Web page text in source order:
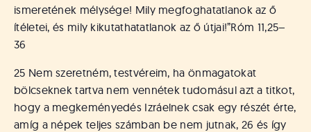
ismeretének mélysége! Mily megfoghatatlanok az ő
ítéletei, és mily kikutathatatlanok az ő útjai!”Róm 11,25–
36
25 Nem szeretném, testvéreim, ha önmagatokat
bölcseknek tartva nem vennétek tudomásul azt a titkot,
hogy a megkeményedés Izráelnek csak egy részét érte,
amíg a népek teljes számban be nem jutnak, 26 és így